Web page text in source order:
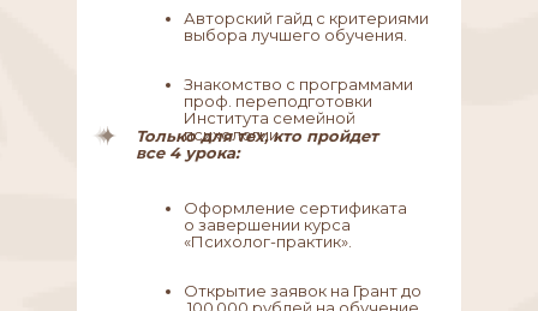
Авторский гайд с критериями
выбора лучшего обучения.
Знакомство с программами
проф. переподготовки
Института семейной
психологии.
Только для тех, кто пройдет
все 4 урока:
Оформление сертификата
о завершении курса
«Психолог-практик».
Открытие заявок на Грант до